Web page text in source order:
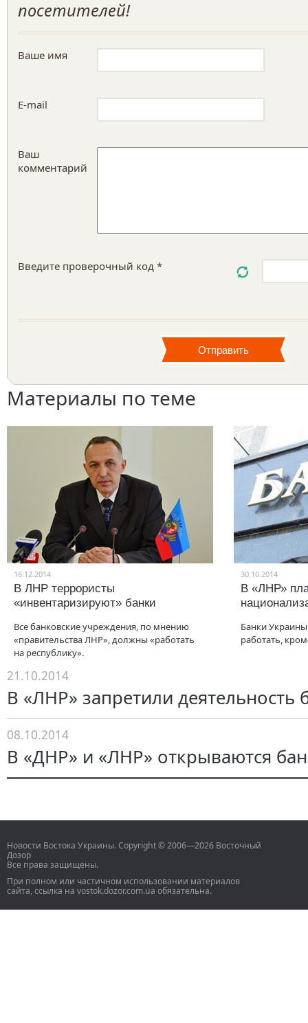
посетителей!
Ваше имя
E-mail
Ваш
комментарий
Введите проверочный код *
Материалы по теме
16.12.2014
В ЛНР террористы
«инвентаризируют» банки
Все банковские учреждения, по мнению
«правительства ЛНР», должны «работать
на республику».
30.10.2014
В «ЛНР»
Банки Украины
работать,
21.10.2014
В «ЛНР» запретили деятельность
08.10.2014
В «ДНР» и «ЛНР» открываются
Новости Востока Украины. Copyright © 2006—2026 Восточный
Дозор
Все права защищены.
При полном или частичном использовании материалов
сайта, ссылка на vostok.dozor.com.ua обязательна.